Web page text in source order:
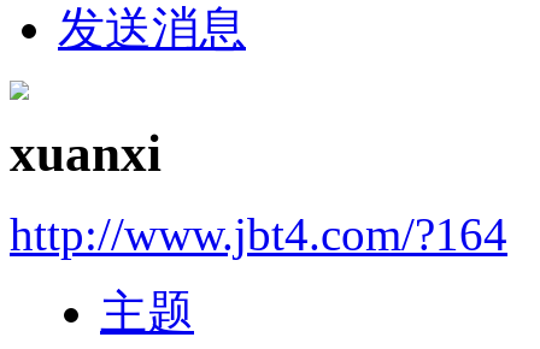
发送消息
xuanxi
http://www.jbt4.com/?164
主题